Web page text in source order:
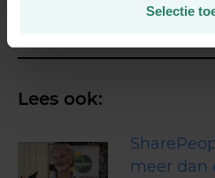
Selectie
naar ‘gezondheid’, we
Lees ook:
meer dan